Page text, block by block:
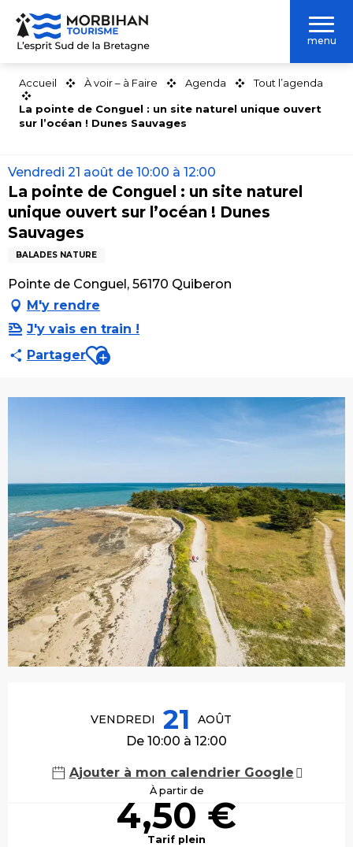
Aller
contenu
menu
Accueil À voir – à Faire Agenda Tout l’agenda
La pointe de Conguel : un site naturel unique ouvert
sur l’océan ! Dunes Sauvages
Vendredi 21 août de 10:00 à 12:00
La pointe de Conguel : un site naturel
unique ouvert sur l’océan ! Dunes
Sauvages
BALADES NATURE
Pointe de Conguel, 56170 Quiberon
M'y rendre
J'y vais en train !
PartagerAjouter aux favoris
VENDREDI 21 AOÛT
De 10:00 à 12:00
Ajouter à mon calendrier Google
À partir de
4,50 €
Tarif plein